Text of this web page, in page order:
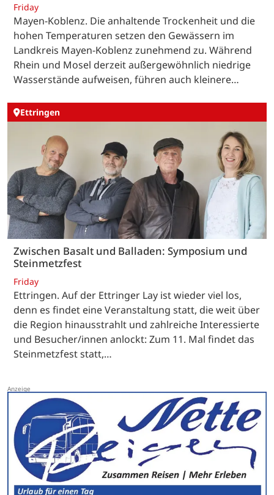
Friday
Mayen-Koblenz. Die anhaltende Trockenheit und die
hohen Temperaturen setzen den Gewässern im
Landkreis Mayen-Koblenz zunehmend zu. Während
Rhein und Mosel derzeit außergewöhnlich niedrige
Wasserstände aufweisen, führen auch kleinere…
Ettringen
Zwischen Basalt und Balladen: Symposium und
Steinmetzfest
Friday
Ettringen. Auf der Ettringer Lay ist wieder viel los,
denn es findet eine Veranstaltung statt, die weit über
die Region hinausstrahlt und zahlreiche Interessierte
und Besucher/innen anlockt: Zum 11. Mal findet das
Steinmetzfest statt,…